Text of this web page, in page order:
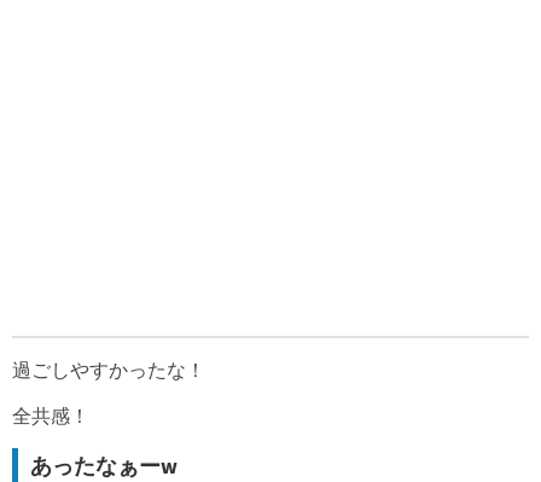
過ごしやすかったな！
全共感！
あったなぁーw